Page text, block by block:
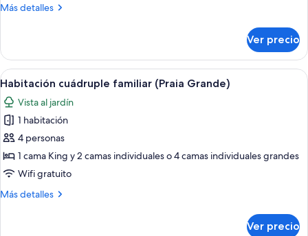
do
Más detalles
Más
básica
(Praia
do
Farol)
Ver precio
Abrir
todas
las
fotos
de
Habitación
cuádruple
(Praia
Un dormitorio con cama, una
4
Habitación cuádruple familiar (Praia Grande)
Vista al jardín
1 habitación
4 personas
1 cama King y 2 camas individuales o 4 camas individuales grandes
Wifi gratuito
Más detalles
Más
Ver precio